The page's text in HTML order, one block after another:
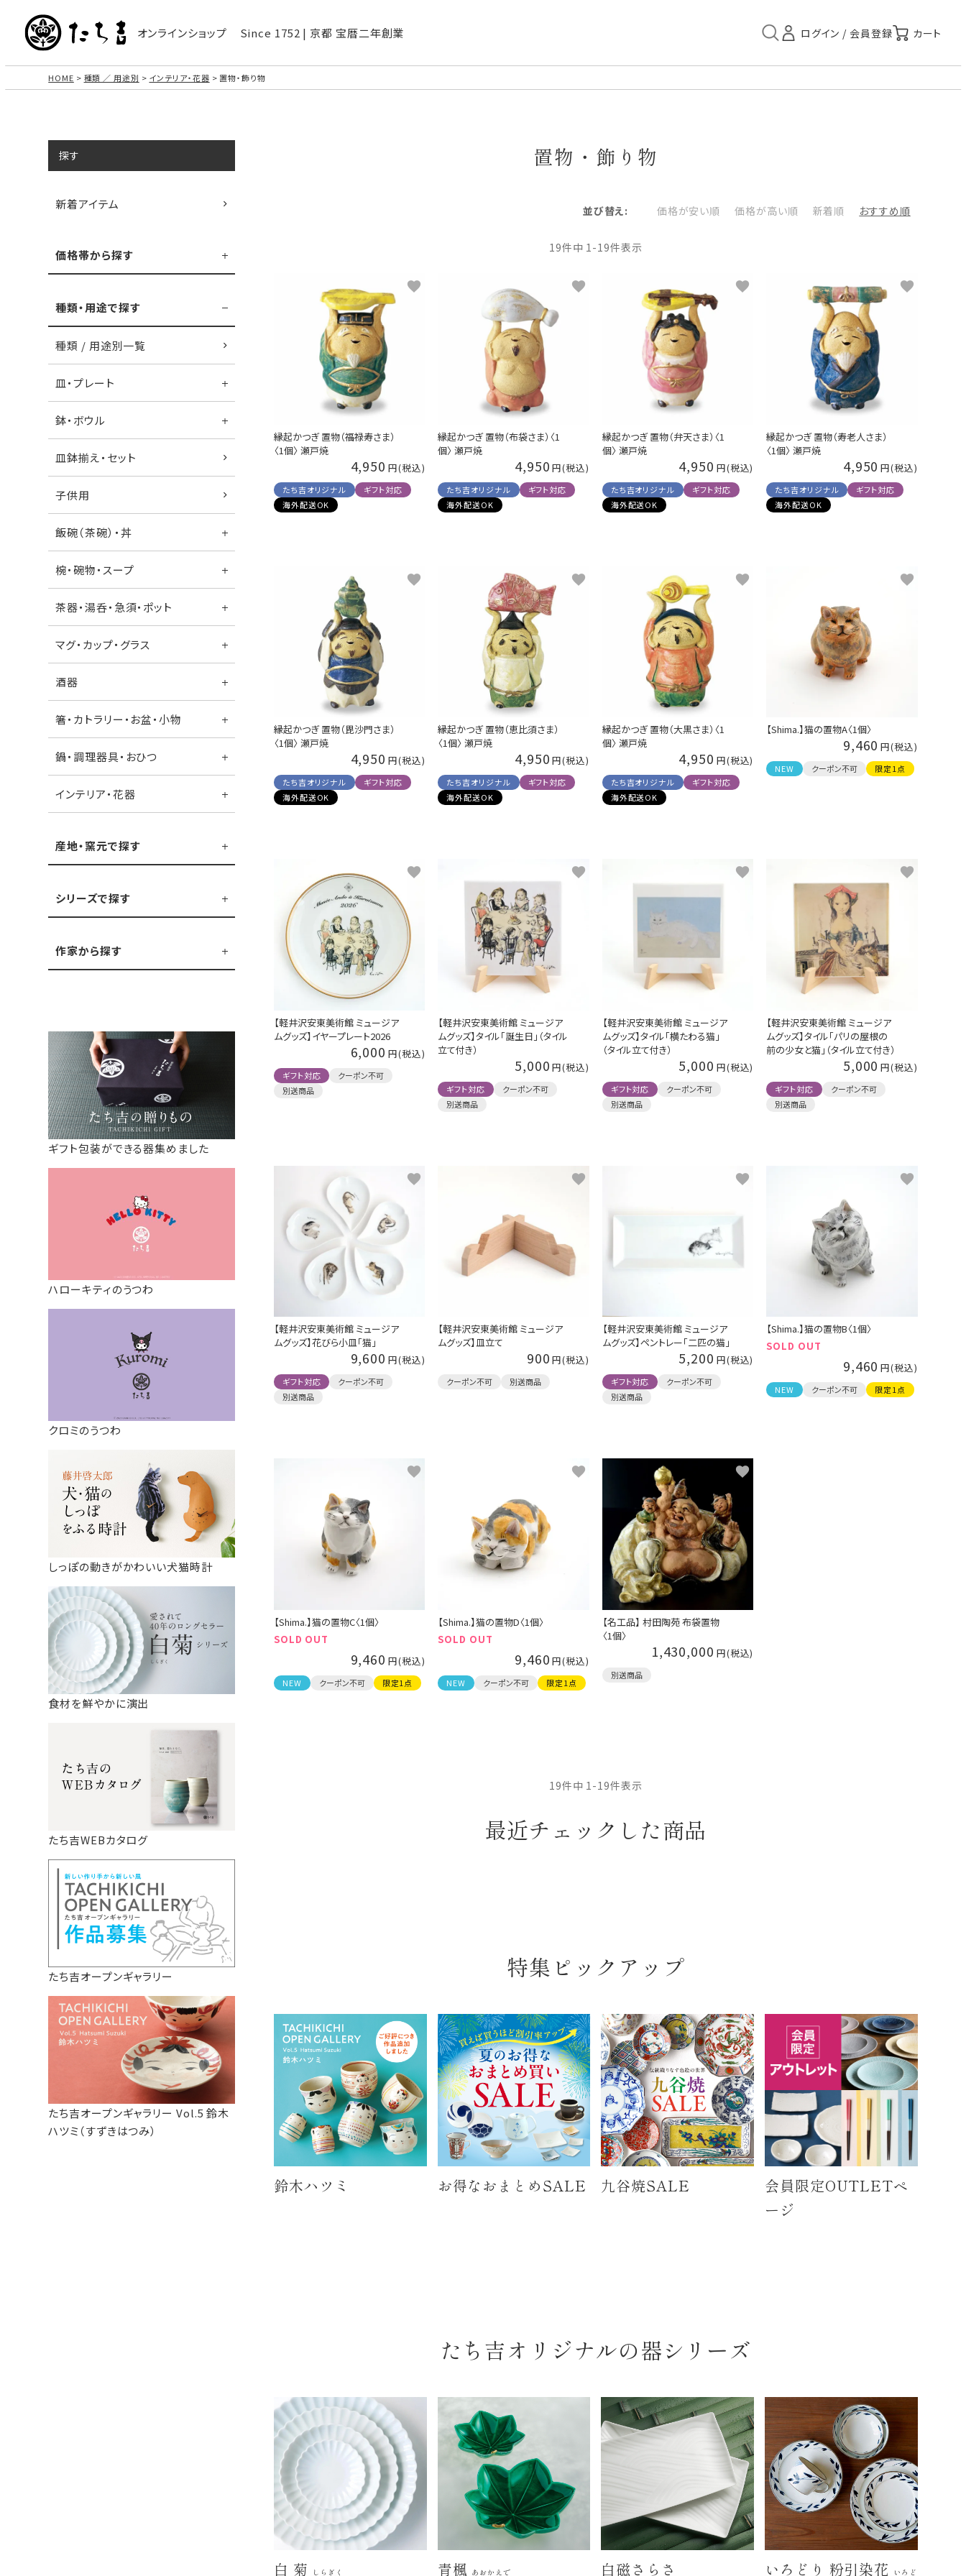
オンラインショップ Since 1752 | 京都 宝暦二年創業
HOME 種類 ／ 用途別 インテリア・花器 置物・飾り物
探す
新着アイテム
価格帯から探す
種類・用途で探す
種類 / 用途別一覧
皿・プレート
鉢・ボウル
皿鉢揃え・セット
子供用
飯碗（茶碗）・丼
椀・碗物・スープ
茶器・湯呑・急須・ポット
マグ・カップ・グラス
酒器
箸・カトラリー・お盆・小物
鍋・調理器具・おひつ
インテリア・花器
産地・窯元で探す
シリーズで探す
作家から探す
ギフト包装ができる器集めました
ハローキティのうつわ
クロミのうつわ
しっぽの動きがかわいい犬猫時計
食材を鮮やかに演出
たち吉WEBカタログ
たち吉オープンギャラリー
たち吉オープンギャラリー Vol.5 鈴木
ハツミ（すずきはつみ）
置物・飾り物
並び替え 価格が安い順 価格が高い順 新着順 おすすめ順
19件中 1-19件表示
縁起かつぎ 置物（福禄寿さま）
〈1個〉 瀬戸焼
4,950
たち吉オリジナル
ギフト対応
海外配送OK
縁起かつぎ 置物（布袋さま）〈1
個〉 瀬戸焼
4,950
たち吉オリジナル
ギフト対応
海外配送OK
縁起かつぎ 置物（弁天さま）〈1
個〉 瀬戸焼
4,950
たち吉オリジナル
ギフト対応
海外配送OK
縁起かつぎ 置物（寿老人さま）
〈1個〉 瀬戸焼
4,950
たち吉オリジナル
ギフト対応
海外配送OK
縁起かつぎ 置物（毘沙門さま）
〈1個〉 瀬戸焼
4,950
たち吉オリジナル
ギフト対応
海外配送OK
縁起かつぎ 置物（恵比須さま）
〈1個〉 瀬戸焼
4,950
たち吉オリジナル
ギフト対応
海外配送OK
縁起かつぎ 置物（大黒さま）〈1
個〉 瀬戸焼
4,950
たち吉オリジナル
ギフト対応
海外配送OK
【Shima.】猫の置物A〈1個〉
9,460
NEW クーポン不可 限定1点
【軽井沢安東美術館 ミュージア
ムグッズ】イヤープレート2026
6,000
ギフト対応
クーポン不可
別送商品
【軽井沢安東美術館 ミュージア
ムグッズ】タイル「誕生日」（タイル
立て付き）
5,000
ギフト対応
クーポン不可
別送商品
【軽井沢安東美術館 ミュージア
ムグッズ】タイル「横たわる猫」
（タイル立て付き）
5,000
ギフト対応
クーポン不可
別送商品
【軽井沢安東美術館 ミュージア
ムグッズ】タイル「パリの屋根の
前の少女と猫」（タイル立て付き）
5,000
ギフト対応
クーポン不可
別送商品
【軽井沢安東美術館 ミュージア
ムグッズ】花びら小皿「猫」
9,600
ギフト対応
クーポン不可
別送商品
【軽井沢安東美術館 ミュージア
ムグッズ】皿立て
900
クーポン不可 別送商品
【軽井沢安東美術館 ミュージア
ムグッズ】ペントレー「二匹の猫」
5,200
ギフト対応
クーポン不可
別送商品
【Shima.】猫の置物B〈1個〉
SOLD OUT
9,460
NEW クーポン不可 限定1点
【Shima.】猫の置物C〈1個〉
SOLD OUT
9,460
NEW クーポン不可 限定1点
【Shima.】猫の置物D〈1個〉
SOLD OUT
9,460
NEW クーポン不可 限定1点
【名工品】 村田陶苑 布袋置物
〈1個〉
1,430,000
別送商品
19件中 1 -19件表示
最近チェックした商品
特集ピックアップ
鈴木ハツミ お得なおまとめSALE 九谷焼SALE
会員限定OUTLETペ
ージ
たち吉オリジナルの器シリーズ
白 菊 しらぎく 青楓 あおかえで 白磁さらさ いろどり 粉引染花 いろど